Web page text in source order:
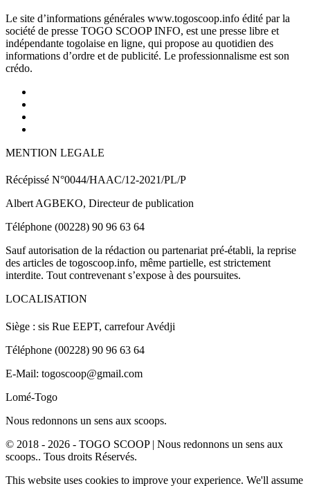
Le site d’informations générales www.togoscoop.info édité par la
société de presse TOGO SCOOP INFO, est une presse libre et
indépendante togolaise en ligne, qui propose au quotidien des
informations d’ordre et de publicité. Le professionnalisme est son
crédo.
MENTION LEGALE
Récépissé N°0044/HAAC/12-2021/PL/P
Albert AGBEKO, Directeur de publication
Téléphone (00228) 90 96 63 64
Sauf autorisation de la rédaction ou partenariat pré-établi, la reprise
des articles de togoscoop.info, même partielle, est strictement
interdite. Tout contrevenant s’expose à des poursuites.
LOCALISATION
Siège : sis Rue EEPT, carrefour Avédji
Téléphone (00228) 90 96 63 64
E-Mail: togoscoop@gmail.com
Lomé-Togo
Nous redonnons un sens aux scoops.
© 2018 - 2026 - TOGO SCOOP | Nous redonnons un sens aux
scoops.. Tous droits Réservés.
This website uses cookies to improve your experience. We'll assume